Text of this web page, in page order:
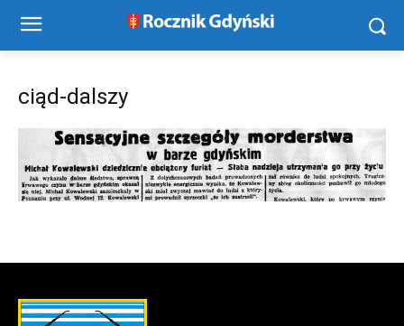
ciąd-dalszy